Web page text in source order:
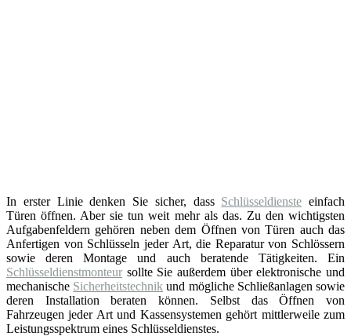
In erster Linie denken Sie sicher, dass Schlüsseldienste einfach
Türen öffnen. Aber sie tun weit mehr als das. Zu den wichtigsten
Aufgabenfeldern gehören neben dem Öffnen von Türen auch das
Anfertigen von Schlüsseln jeder Art, die Reparatur von Schlössern
sowie deren Montage und auch beratende Tätigkeiten. Ein
Schlüsseldienstmonteur sollte Sie außerdem über elektronische und
mechanische Sicherheitstechnik und mögliche Schließanlagen sowie
deren Installation beraten können. Selbst das Öffnen von
Fahrzeugen jeder Art und Kassensystemen gehört mittlerweile zum
Leistungsspektrum eines Schlüsseldienstes.